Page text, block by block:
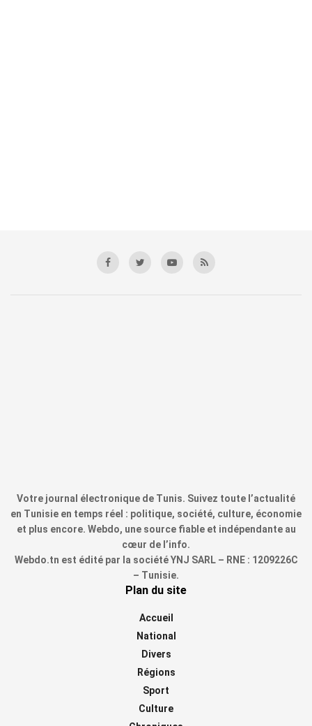
Votre journal électronique de Tunis. Suivez toute l’actualité
en Tunisie en temps réel : politique, société, culture, économie
et plus encore. Webdo, une source fiable et indépendante au
cœur de l’info.
Webdo.tn est édité par la société YNJ SARL – RNE : 1209226C
– Tunisie.
Plan du site
Accueil
National
Divers
Régions
Sport
Culture